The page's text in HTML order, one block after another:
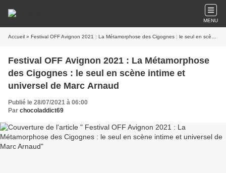
MENU
Accueil » Festival OFF Avignon 2021 : La Métamorphose des Cigognes : le seul en scène intime et universel de Marc Arnaud
Festival OFF Avignon 2021 : La Métamorphose
des Cigognes : le seul en scène intime et
universel de Marc Arnaud
Publié le 28/07/2021 à 06:00
Par chocoladdict69